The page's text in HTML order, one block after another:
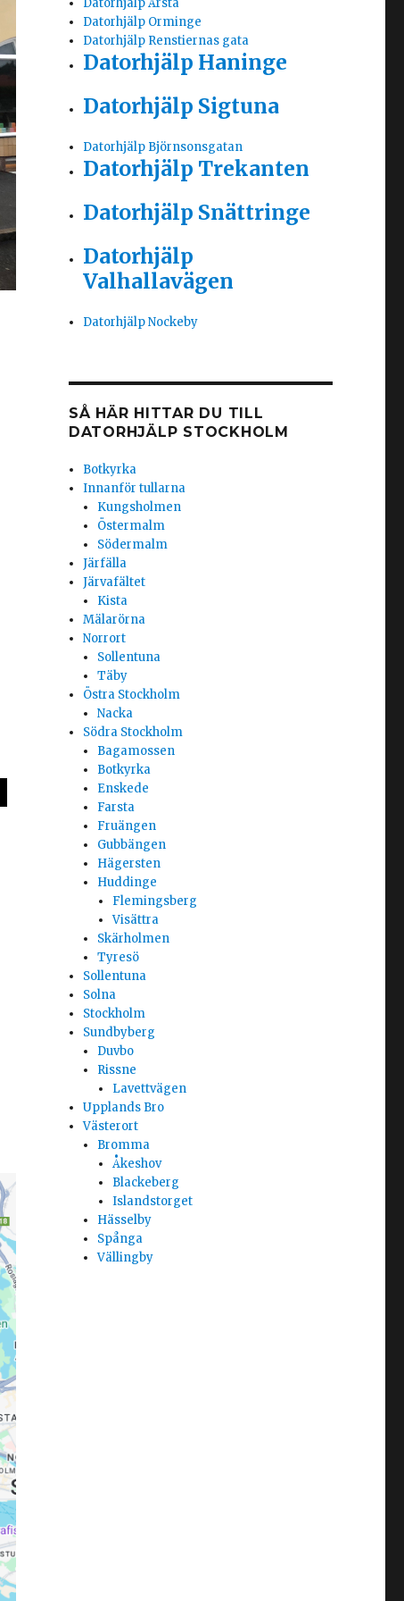
Datorhjälp Årsta
Datorhjälp Orminge
Datorhjälp Renstiernas gata
Datorhjälp Haninge
Datorhjälp Sigtuna
Datorhjälp Björnsonsgatan
Datorhjälp Trekanten
Datorhjälp Snättringe
Datorhjälp
Valhallavägen
Datorhjälp Nockeby
SÅ HÄR HITTAR DU TILL
DATORHJÄLP STOCKHOLM
Botkyrka
Innanför tullarna
Kungsholmen
Östermalm
Södermalm
Järfälla
Järvafältet
Kista
Mälarörna
Norrort
Sollentuna
Täby
Östra Stockholm
Nacka
Södra Stockholm
Bagamossen
Botkyrka
Enskede
Farsta
Fruängen
Gubbängen
Hägersten
Huddinge
Flemingsberg
Visättra
Skärholmen
Tyresö
Sollentuna
Solna
Stockholm
Sundbyberg
Duvbo
Rissne
Lavettvägen
Upplands Bro
Västerort
Bromma
Åkeshov
Blackeberg
Islandstorget
Hässelby
Spånga
Vällingby